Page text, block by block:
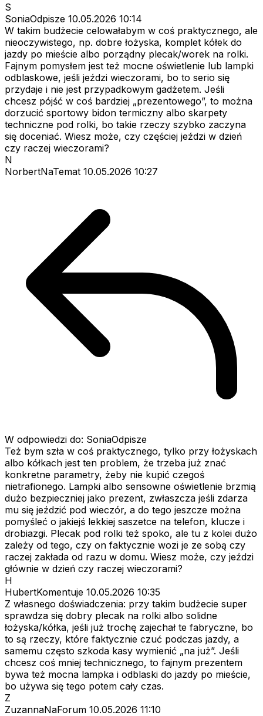
S
SoniaOdpisze 10.05.2026 10:14
W takim budżecie celowałabym w coś praktycznego, ale
nieoczywistego, np. dobre łożyska, komplet kółek do
jazdy po mieście albo porządny plecak/worek na rolki.
Fajnym pomysłem jest też mocne oświetlenie lub lampki
odblaskowe, jeśli jeździ wieczorami, bo to serio się
przydaje i nie jest przypadkowym gadżetem. Jeśli
chcesz pójść w coś bardziej „prezentowego”, to można
dorzucić sportowy bidon termiczny albo skarpety
techniczne pod rolki, bo takie rzeczy szybko zaczyna
się doceniać. Wiesz może, czy częściej jeździ w dzień
czy raczej wieczorami?
N
NorbertNaTemat 10.05.2026 10:27
W odpowiedzi do: SoniaOdpisze
Też bym szła w coś praktycznego, tylko przy łożyskach
albo kółkach jest ten problem, że trzeba już znać
konkretne parametry, żeby nie kupić czegoś
nietrafionego. Lampki albo sensowne oświetlenie brzmią
dużo bezpieczniej jako prezent, zwłaszcza jeśli zdarza
mu się jeździć pod wieczór, a do tego jeszcze można
pomyśleć o jakiejś lekkiej saszetce na telefon, klucze i
drobiazgi. Plecak pod rolki też spoko, ale tu z kolei dużo
zależy od tego, czy on faktycznie wozi je ze sobą czy
raczej zakłada od razu w domu. Wiesz może, czy jeździ
głównie w dzień czy raczej wieczorami?
H
HubertKomentuje 10.05.2026 10:35
Z własnego doświadczenia: przy takim budżecie super
sprawdza się dobry plecak na rolki albo solidne
łożyska/kółka, jeśli już trochę zajechał te fabryczne, bo
to są rzeczy, które faktycznie czuć podczas jazdy, a
samemu często szkoda kasy wymienić „na już”. Jeśli
chcesz coś mniej technicznego, to fajnym prezentem
bywa też mocna lampka i odblaski do jazdy po mieście,
bo używa się tego potem cały czas.
Z
ZuzannaNaForum 10.05.2026 11:10